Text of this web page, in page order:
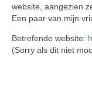
website, aangezien
Een paar van mijn
Betrefende website:
(Sorry als dit niet